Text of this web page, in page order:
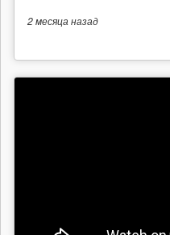
2 месяцаназад